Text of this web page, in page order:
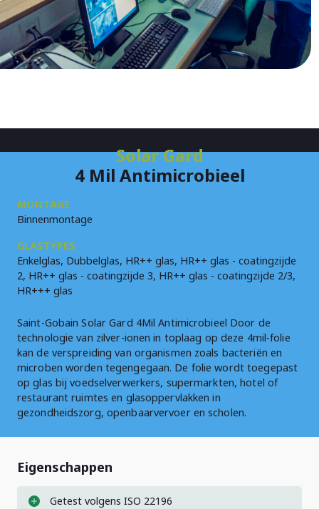
Solar Gard
4 Mil Antimicrobieel
MONTAGE
Binnenmontage
GLASTYPES
Enkelglas, Dubbelglas, HR++ glas, HR++ glas - coatingzijde
2, HR++ glas - coatingzijde 3, HR++ glas - coatingzijde 2/3,
HR+++ glas
Saint-Gobain Solar Gard 4Mil Antimicrobieel Door de
technologie van zilver-ionen in toplaag op deze 4mil-folie
kan de verspreiding van organismen zoals bacteriën en
microben worden tegengegaan. De folie wordt toegepast
op glas bij voedselverwerkers, supermarkten, hotel of
restaurant ruimtes en glasoppervlakken in
gezondheidszorg, openbaarvervoer en scholen.
Eigenschappen
Getest volgens ISO 22196